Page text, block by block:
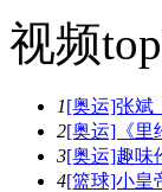
视频
1[奥运]张斌
2[奥运]《里
3[奥运]趣味
4[篮球]小皇